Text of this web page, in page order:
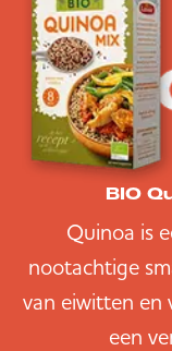
BIO
Quinoa is
nootachtige
van eiwitten en
een